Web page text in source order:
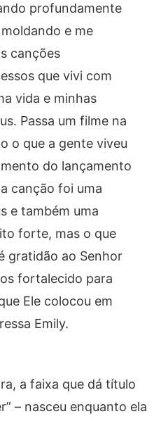
profundamente
e me
canções
que vivi com
vida e minhas
Passa um filme na
o que a gente viveu
do lançamento
canção foi uma
e também uma
forte, mas o que
gratidão ao Senhor
fortalecido para
Ele colocou em
Emily.
a faixa que dá título
– nasceu enquanto ela